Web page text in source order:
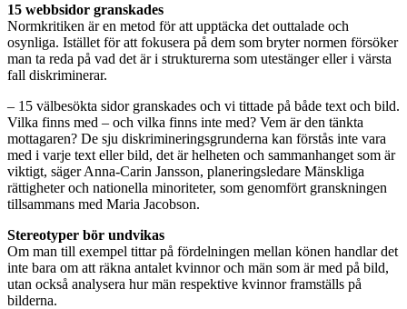
15 webbsidor granskades
Normkritiken är en metod för att upptäcka det outtalade och
osynliga. Istället för att fokusera på dem som bryter normen försöker
man ta reda på vad det är i strukturerna som utestänger eller i värsta
fall diskriminerar.
– 15 välbesökta sidor granskades och vi tittade på både text och bild.
Vilka finns med – och vilka finns inte med? Vem är den tänkta
mottagaren? De sju diskrimineringsgrunderna kan förstås inte vara
med i varje text eller bild, det är helheten och sammanhanget som är
viktigt, säger Anna-Carin Jansson, planeringsledare Mänskliga
rättigheter och nationella minoriteter, som genomfört granskningen
tillsammans med Maria Jacobson.
Stereotyper bör undvikas
Om man till exempel tittar på fördelningen mellan könen handlar det
inte bara om att räkna antalet kvinnor och män som är med på bild,
utan också analysera hur män respektive kvinnor framställs på
bilderna.